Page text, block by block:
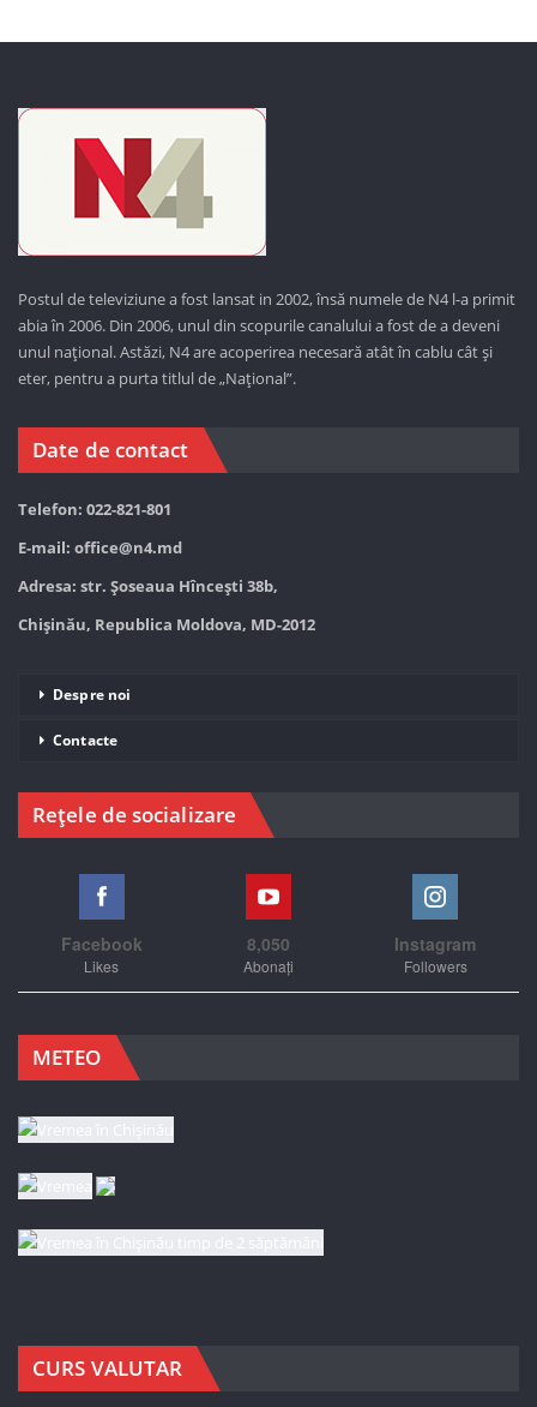
Postul de televiziune a fost lansat in 2002, însă numele de N4 l-a primit
abia în 2006. Din 2006, unul din scopurile canalului a fost de a deveni
unul național. Astăzi, N4 are acoperirea necesară atât în cablu cât și
eter, pentru a purta titlul de „Național”.
Date de contact
Telefon: 022-821-801
E-mail: office@n4.md
Adresa: str. Șoseaua Hînceşti 38b,
Chișinău, Republica Moldova, MD-2012
Despre noi
Contacte
Rețele de socializare
Facebook
Likes
8,050
Abonați
Instagram
Followers
METEO
CURS VALUTAR